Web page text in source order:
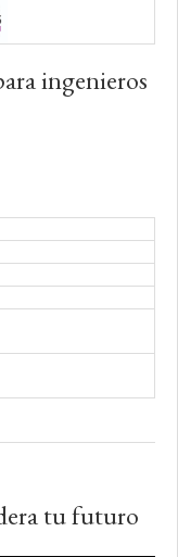
ingenieros
tu futuro